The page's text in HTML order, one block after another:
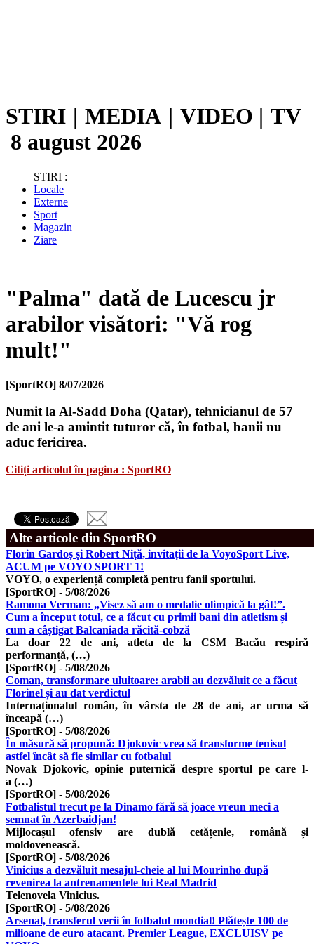
STIRI | MEDIA | VIDEO | TV
8 august 2026
STIRI :
Locale
Externe
Sport
Magazin
Ziare
"Palma" dată de Lucescu jr
arabilor visători: "Vă rog
mult!"
[SportRO] 8/07/2026
Numit la Al-Sadd Doha (Qatar), tehnicianul de 57
de ani le-a amintit tuturor că, în fotbal, banii nu
aduc fericirea.
Citiți articolul în pagina : SportRO
Alte articole din SportRO
Florin Gardoș și Robert Niță, invitații de la VoyoSport Live,
ACUM pe VOYO SPORT 1!
VOYO, o experiență completă pentru fanii sportului.
[SportRO] - 5/08/2026
Ramona Verman: „Visez să am o medalie olimpică la gât!”.
Cum a început totul, ce a făcut cu primii bani din atletism și
cum a câștigat Balcaniada răcită-cobză
La doar 22 de ani, atleta de la CSM Bacău respiră
performanță, (…)
[SportRO] - 5/08/2026
Coman, transformare uluitoare: arabii au dezvăluit ce a făcut
Florinel și au dat verdictul
Internaționalul român, în vârsta de 28 de ani, ar urma să
înceapă (…)
[SportRO] - 5/08/2026
În măsură să propună: Djokovic vrea să transforme tenisul
astfel încât să fie similar cu fotbalul
Novak Djokovic, opinie puternică despre sportul pe care l-
a (…)
[SportRO] - 5/08/2026
Fotbalistul trecut pe la Dinamo fără să joace vreun meci a
semnat în Azerbaidjan!
Mijlocașul ofensiv are dublă cetățenie, română și
moldovenească.
[SportRO] - 5/08/2026
Vinicius a dezvăluit mesajul-cheie al lui Mourinho după
revenirea la antrenamentele lui Real Madrid
Telenovela Vinicius.
[SportRO] - 5/08/2026
Arsenal, transferul verii în fotbalul mondial! Plătește 100 de
milioane de euro atacant. Premier League, EXCLUISV pe